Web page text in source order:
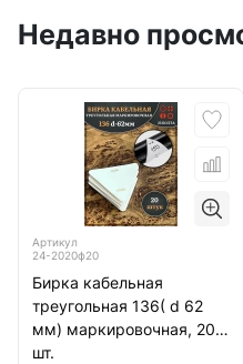
Недавно
Артикул
24-2020ф20
Бирка кабельная
треугольная 136( d 62
мм) маркировочная, 20
шт.